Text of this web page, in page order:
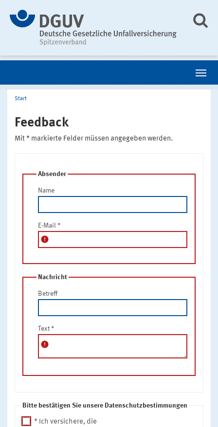
Start
Feedback
Mit * markierte Felder müssen angegeben werden.
Absender
Name
E-Mail *
error
Nachricht
Betreff
Text *
error
Bitte bestätigen Sie unsere Datenschutzbestimmungen
* Ich versichere, die